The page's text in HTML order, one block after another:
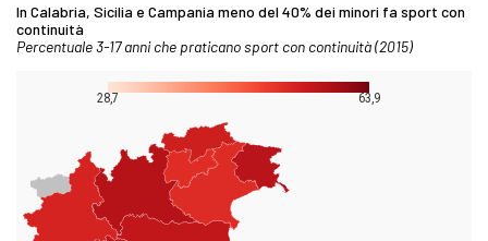
In Calabria, Sicilia e Campania meno del 40% dei minori fa sport con
continuità
Percentuale 3-17 anni che praticano sport con continuità (2015)